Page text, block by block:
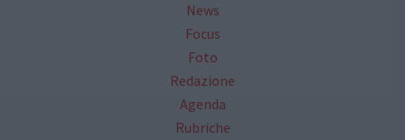
News
Focus
Foto
Redazione
Agenda
Rubriche